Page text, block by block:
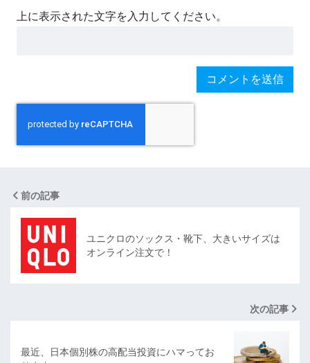
上に表示された文字を入力してください。
前の記事
ユニクロのソックス・靴下、大きいサイズは
オンライン注文で！
次の記事
最近、日本個別株の高配当投資にハマってお